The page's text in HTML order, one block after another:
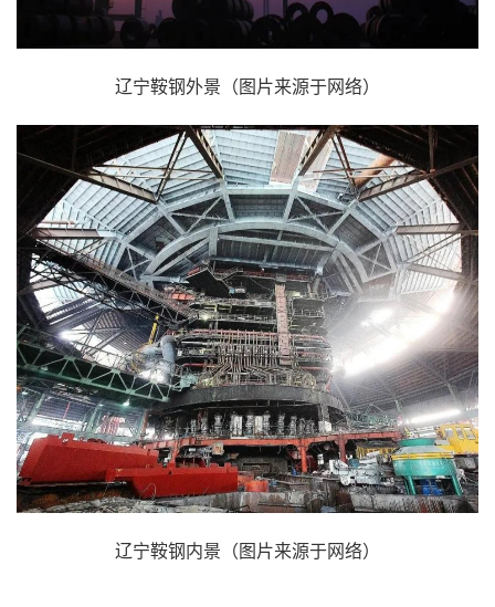
辽宁鞍钢外景（图片来源于网络）
辽宁鞍钢内景（图片来源于网络）